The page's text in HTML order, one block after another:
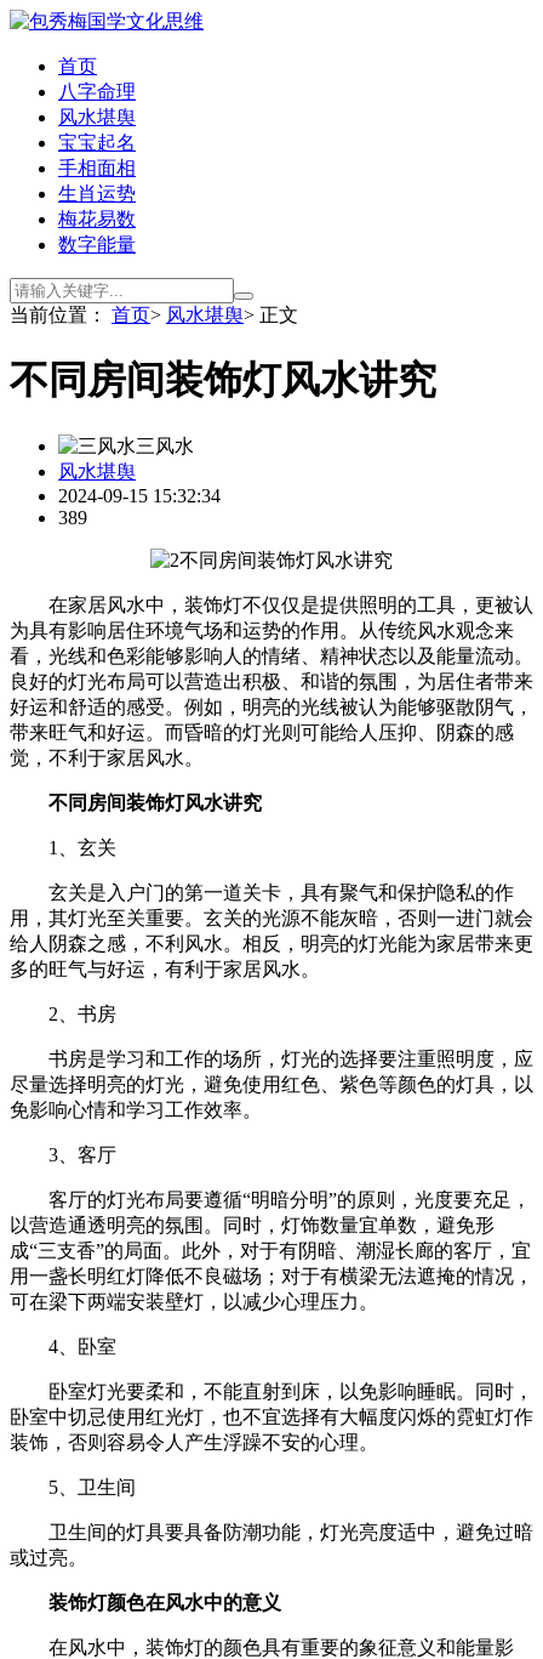
首页
八字命理
风水堪舆
宝宝起名
手相面相
生肖运势
梅花易数
数字能量
当前位置： 首页> 风水堪舆> 正文
不同房间装饰灯风水讲究
三风水
风水堪舆
2024-09-15 15:32:34
389
在家居风水中，装饰灯不仅仅是提供照明的工具，更被认
为具有影响居住环境气场和运势的作用。从传统风水观念来
看，光线和色彩能够影响人的情绪、精神状态以及能量流动。
良好的灯光布局可以营造出积极、和谐的氛围，为居住者带来
好运和舒适的感受。例如，明亮的光线被认为能够驱散阴气，
带来旺气和好运。而昏暗的灯光则可能给人压抑、阴森的感
觉，不利于家居风水。
不同房间装饰灯风水讲究
1、玄关
玄关是入户门的第一道关卡，具有聚气和保护隐私的作
用，其灯光至关重要。玄关的光源不能灰暗，否则一进门就会
给人阴森之感，不利风水。相反，明亮的灯光能为家居带来更
多的旺气与好运，有利于家居风水。
2、书房
书房是学习和工作的场所，灯光的选择要注重照明度，应
尽量选择明亮的灯光，避免使用红色、紫色等颜色的灯具，以
免影响心情和学习工作效率。
3、客厅
客厅的灯光布局要遵循“明暗分明”的原则，光度要充足，
以营造通透明亮的氛围。同时，灯饰数量宜单数，避免形
成“三支香”的局面。此外，对于有阴暗、潮湿长廊的客厅，宜
用一盏长明红灯降低不良磁场；对于有横梁无法遮掩的情况，
可在梁下两端安装壁灯，以减少心理压力。
4、卧室
卧室灯光要柔和，不能直射到床，以免影响睡眠。同时，
卧室中切忌使用红光灯，也不宜选择有大幅度闪烁的霓虹灯作
装饰，否则容易令人产生浮躁不安的心理。
5、卫生间
卫生间的灯具要具备防潮功能，灯光亮度适中，避免过暗
或过亮。
装饰灯颜色在风水中的意义
在风水中，装饰灯的颜色具有重要的象征意义和能量影